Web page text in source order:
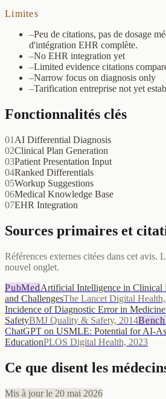
Limites
–Peu de citations, pas de dosage
d'intégration EHR complète.
–No EHR integration yet
–Limited evidence citations
–Narrow focus on diagnosis only
–Tarification entreprise not yet
Fonctionnalités clés
01 AI Differential Diagnosis
02Clinical Plan Generation
03Patient Presentation Input
04Ranked Differentials
05Workup Suggestions
06Medical Knowledge Base
07EHR Integration
Sources primaires et
Références externes citées dans cet avis.
nouvel onglet.
PubMedArtificial Intelligence in Clinical
and ChallengesThe Lancet Digital
Incidence of Diagnostic Error in
SafetyBMJ Quality & Safety, 2014
ChatGPT on USMLE: Potential for AI-
EducationPLOS Digital Health, 2023
Ce que disent les
Mis à jour le 20 mai 2026